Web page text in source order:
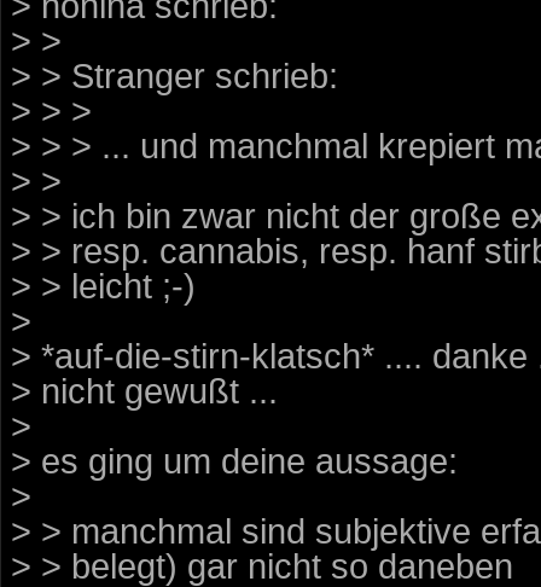
> >
> > Stranger schrieb:
> > >
> > > ... und manchmal krepiert
> >
> > ich bin zwar nicht der große
> > resp. cannabis, resp. hanf
> > leicht ;-)
>
> *auf-die-stirn-klatsch* ....
> nicht gewußt ...
>
> es ging um deine aussage:
>
> > manchmal sind subjektive
> > belegt) gar nicht so daneben